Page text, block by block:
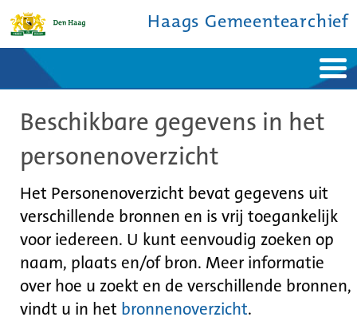
Haags Gemeentearchief
Ontdek de stad
De studiezaal
Bronnen en collecties
Contact
Beschikbare gegevens in het
personenoverzicht
Het Personenoverzicht bevat gegevens uit
verschillende bronnen en is vrij toegankelijk
voor iedereen. U kunt eenvoudig zoeken op
naam, plaats en/of bron. Meer informatie
over hoe u zoekt en de verschillende bronnen,
vindt u in het bronnenoverzicht.